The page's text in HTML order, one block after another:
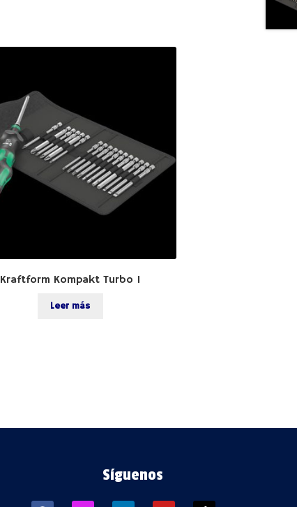
Kraftform Kompakt Turbo 1
Leer más
Síguenos